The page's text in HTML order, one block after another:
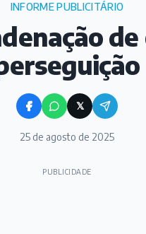
INFORME PUBLICITÁRIO
𝕏
25 de agosto de 2025
PUBLICIDADE